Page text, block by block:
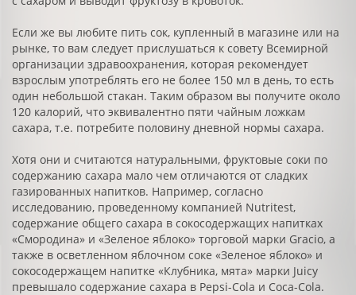
Если же вы любите пить сок, купленный в магазине или на
рынке, то вам следует прислушаться к совету Всемирной
организации здравоохранения, которая рекомендует
взрослым употреблять его не более 150 мл в день, то есть
один небольшой стакан. Таким образом вы получите около
120 калорий, что эквивалентно пяти чайным ложкам
сахара, т.е. потребите половину дневной нормы сахара.
Хотя они и считаются натуральными, фруктовые соки по
содержанию сахара мало чем отличаются от сладких
газированных напитков. Например, согласно
исследованию, проведенному компанией Nutritest,
содержание общего сахара в сокосодержащих напитках
«Смородина» и «Зеленое яблоко» торговой марки Gracio, а
также в осветленном яблочном соке «Зеленое яблоко» и
сокосодержащем напитке «Клубника, мята» марки Juicy
превышало содержание сахара в Pepsi-Cola и Coca-Cola.